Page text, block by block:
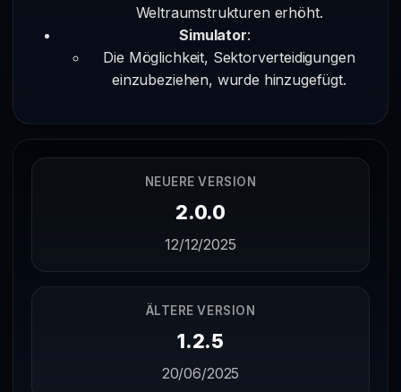
Weltraumstrukturen erhöht.
Simulator:
Die Möglichkeit, Sektorverteidigungen
einzubeziehen, wurde hinzugefügt.
NEUERE VERSION
2.0.0
12/12/2025
ÄLTERE VERSION
1.2.5
20/06/2025